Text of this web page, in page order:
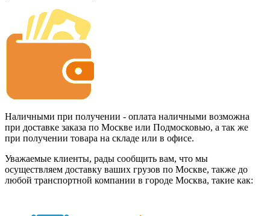
Наличными при получении - оплата наличными возможна
при доставке заказа по Москве или Подмосковью, а так же
при получении товара на складе или в офисе.
Уважаемые клиенты, рады сообщить вам, что мы
осуществляем доставку ваших грузов по Москве, также до
любой транспортной компании в городе Москва, такие как: